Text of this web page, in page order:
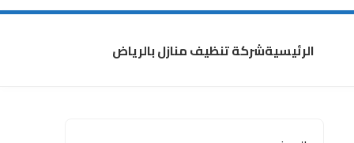
الرئيسيةشركة تنظيف منازل بالرياض